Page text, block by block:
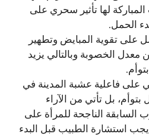
لها تأثير سحري على
الحمل.
على تقوية المبايض وتطهير
معدل الخصوبة وبالتالي يزيد
على فاعلية عشبة المدينة في
بل تأتي من الآراء
السابقة الناجحة للمرأة على
استشارة الطبيب قبل البدء